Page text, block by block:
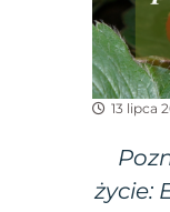
13 lipca
życie: